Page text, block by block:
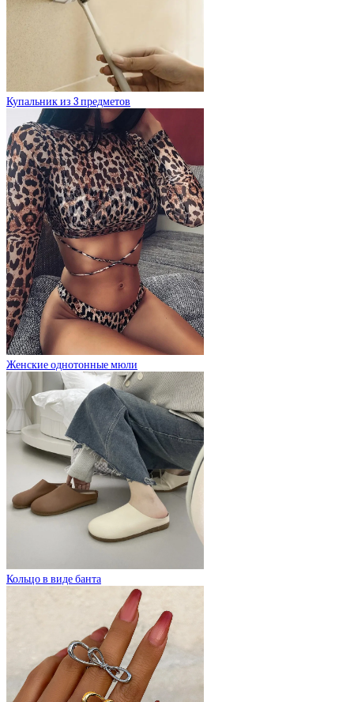
Купальник из 3 предметов
Женские однотонные мюли
Кольцо в виде банта